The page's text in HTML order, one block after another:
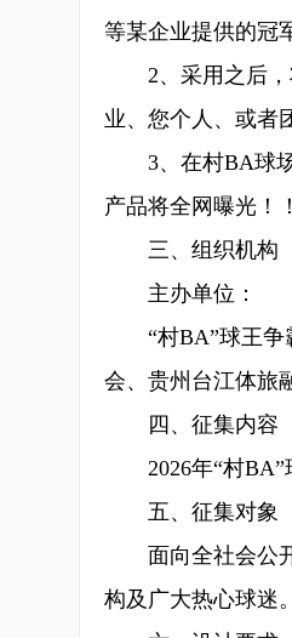
等某企业提供的冠
2、采用之后，
业、您个人、或者
3、在村BA球场
产品将全网曝光！
三、组织机构
主办单位：
“村BA”球王争霸
会、贵州台江体旅
四、征集内容
2026年“村BA”
五、征集对象
面向全社会公开
构及广大热心球迷。